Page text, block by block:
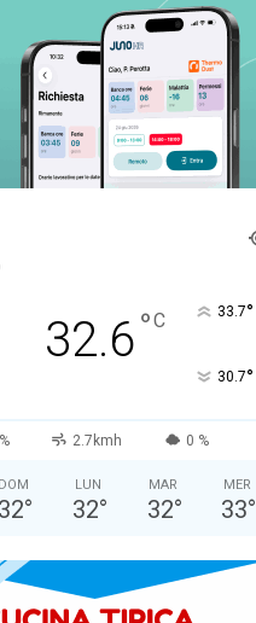
32.6°C 33.7°
30.7°
2.7kmh 0 %
DOM
32°
LUN
32°
MAR
32°
MER
33°